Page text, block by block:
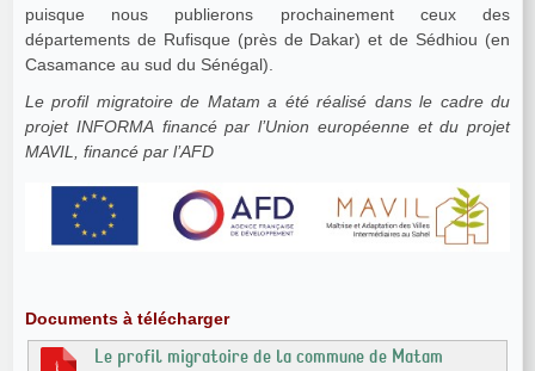
puisque nous publierons prochainement ceux des
départements de Rufisque (près de Dakar) et de Sédhiou (en
Casamance au sud du Sénégal).
Le profil migratoire de Matam a été réalisé dans le cadre du
projet INFORMA financé par l’Union européenne et du projet
MAVIL, financé par l’AFD
Documents à télécharger
Le profil migratoire de la commune de Matam